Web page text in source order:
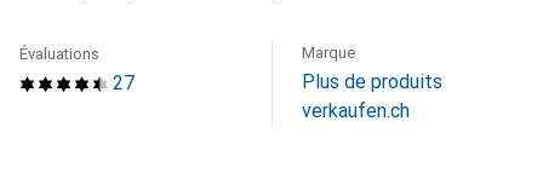
27
Évaluations Marque
Plus de produits
verkaufen.ch